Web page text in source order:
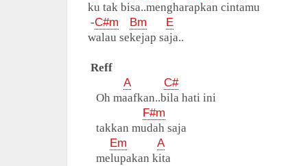
ku tak bisa..mengharapkan cintamu
-C#m Bm
E
walau sekejap saja..
Reff
A
C#
Oh maafkan..bila hati ini
F#m
takkan mudah saja
Em
A
melupakan kita